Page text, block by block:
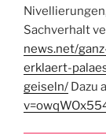
Sachverhalt
news.net/
erklaert-
geiseln/ Dazu